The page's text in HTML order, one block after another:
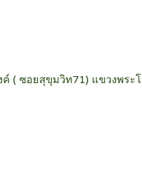
ซอยสุขุมวิท71) แขวงพระ